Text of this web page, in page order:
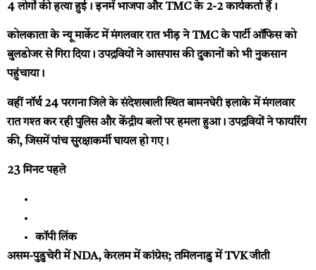
4 लोगों की हत्या हुई। इनमें भाजपा और TMC के 2-2 कार्यकर्ता हैं।
कोलकाता के न्यू मार्केट में मंगलवार रात भीड़ ने TMC के पार्टी ऑफिस को
बुलडोजर से गिरा दिया। उपद्रवियों ने आसपास की दुकानों को भी नुकसान
पहुंचाया।
वहीं नॉर्थ 24 परगना जिले के संदेशखाली स्थित बामनघेरी इलाके में मंगलवार
रात गश्त कर रही पुलिस और केंद्रीय बलों पर हमला हुआ। उपद्रवियों ने फायरिंग
की, जिसमें पांच सुरक्षाकर्मी घायल हो गए।
23 मिनट पहले
कॉपी लिंक
असम-पुडुचेरी में NDA, केरलम में कांग्रेस; तमिलनाडु में TVK जीती